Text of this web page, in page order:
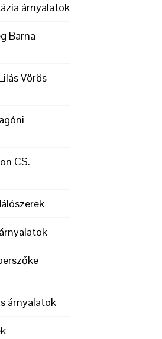
árnyalatok
Barna
Vörös
CS.
árnyalatok